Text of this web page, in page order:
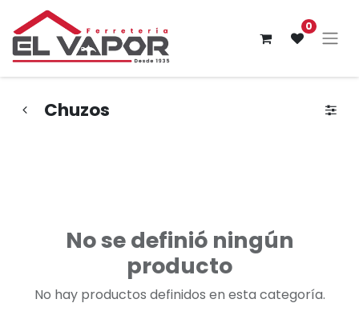
0
Chuzos
No se definió ningún
producto
No hay productos definidos en esta categoría.